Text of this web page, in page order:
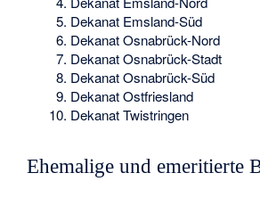
Dekanat Emsland-Süd
Dekanat Osnabrück-Nord
Dekanat Osnabrück-Stadt
Dekanat Osnabrück-Süd
Dekanat Ostfriesland
Dekanat Twistringen
Ehemalige und emeritierte